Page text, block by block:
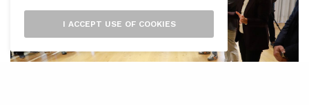
I ACCEPT USE OF COOKIES